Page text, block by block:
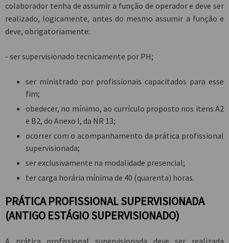
colaborador tenha de assumir a função de operador e deve ser
realizado, logicamente, antes do mesmo assumir a função e
deve, obrigatoriamente:
- ser supervisionado tecnicamente por PH;
ser ministrado por profissionais capacitados para esse
fim;
obedecer, no mínimo, ao currículo proposto nos itens A2
e B2, do Anexo I, da NR 13;
ocorrer com o acompanhamento da prática profissional
supervisionada;
ser exclusivamente na modalidade presencial;
ter carga horária mínima de 40 (quarenta) horas.
PRÁTICA PROFISSIONAL SUPERVISIONADA
(ANTIGO ESTÁGIO SUPERVISIONADO)
A prática profissional supervisionada deve ser realizada